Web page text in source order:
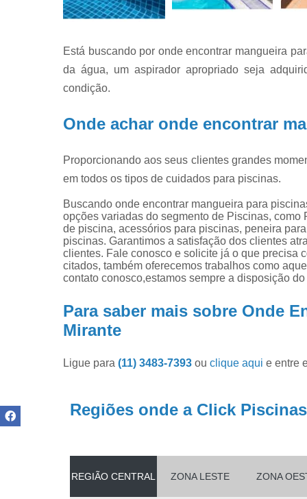
Limpeza
de piscinas
para piscinas
Produtos
limpar
Produtos
piscinas
Reparo de
filtros de
Está buscando por onde encontrar mangueira
da água, um aspirador apropriado seja
condição.
Onde achar onde encontrar
Proporcionando aos seus clientes grandes
em todos os tipos de cuidados para piscinas.
Buscando onde encontrar mangueira para
opções variadas do segmento de Piscinas,
de piscina, acessórios para piscinas, peneira
piscinas. Garantimos a satisfação dos clientes
clientes. Fale conosco e solicite já o que precisa
citados, também oferecemos trabalhos como
contato conosco,estamos sempre a disposição
Para saber mais sobre Onde
Mirante
Ligue para (11) 3483-7393 ou clique aqui e entre
Regiões onde a Click
REGIÃO CENTRAL ZONA LESTE ZONA